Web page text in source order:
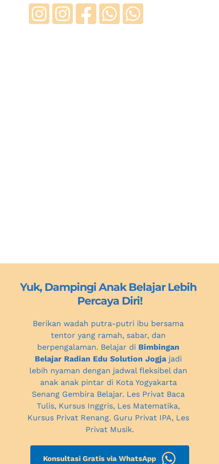
Yuk, Dampingi Anak Belajar Lebih
Percaya Diri!
Berikan wadah putra-putri ibu bersama
tentor yang ramah, sabar, dan
berpengalaman. Belajar di Bimbingan
Belajar Radian Edu Solution Jogja jadi
lebih nyaman dengan jadwal fleksibel dan
anak anak pintar di Kota Yogyakarta
Senang Gembira Belajar. Les Privat Baca
Tulis, Kursus Inggris, Les Matematika,
Kursus Privat Renang. Guru Privat IPA, Les
Privat Musik.
Konsultasi Gratis via WhatsApp